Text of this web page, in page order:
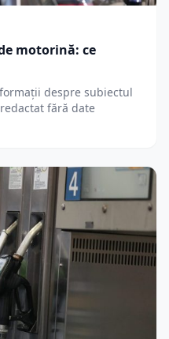
motorină: ce
despre subiectul
fără date